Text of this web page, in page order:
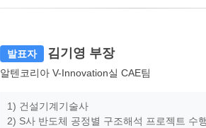
발표자 김기영 부장
알텐코리아 V-Innovation실 CAE팀
1) 건설기계기술사
2) S사 반도체 공정별 구조해석 프로젝트 수행